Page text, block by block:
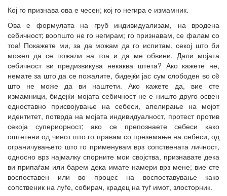
Кој го признава ова е чесен; кој го негира е измамник.
Ова е формулата на груб индивидуализам, на вродена
себичност; воопшто не го негирам; го признавам, се фалам со
тоа! Покажете ми, за да можам да го испитам, секој што би
можел да се пожали на тоа и да ме обвини. Дали мојата
себичност ви предизвикува некаква штета? Ако кажете не,
немате за што да се пожалите, бидејќи јас сум слободен во сè
што не може да ви наштети. Ако кажете да, вие сте
измамници, бидејќи мојата себичност не е ништо друго освен
едноставно присвојување на себеси, апелирање на мојот
идентитет, потврда на мојата индивидуалност, протест против
секоја супериорност; ако се препознаете себеси како
оштетени од чинот што го правам со преземање на себеси, од
ограничувањето што го применувам врз сопствената личност,
односно врз најмалку спорните мои својства, признавате дека
ви припаѓам или барем дека имате намери врз мене; вие сте
воспоставен или во процес на воспоставување како
сопственик на луѓе, собирач, крадец на туѓ имот, злосторник.